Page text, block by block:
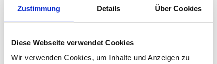
Zustimmung Details Über Cookies
Diese Webseite verwendet Cookies
Wir verwenden Cookies, um Inhalte und Anzeigen zu
und einem zeitlosen Casual-Stil – nordischer Look pur.
interessanter Strick-Optik lädt die Nordic Knit Kuscheldecke Sie
ein, sich entspannt auf Ihrem Sofa zurückzulehnen und